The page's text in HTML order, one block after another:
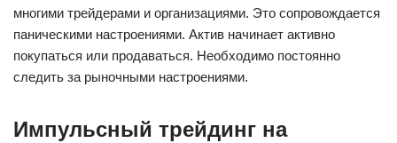
многими трейдерами и организациями. Это сопровождается
паническими настроениями. Актив начинает активно
покупаться или продаваться. Необходимо постоянно
следить за рыночными настроениями.
Импульсный трейдинг на